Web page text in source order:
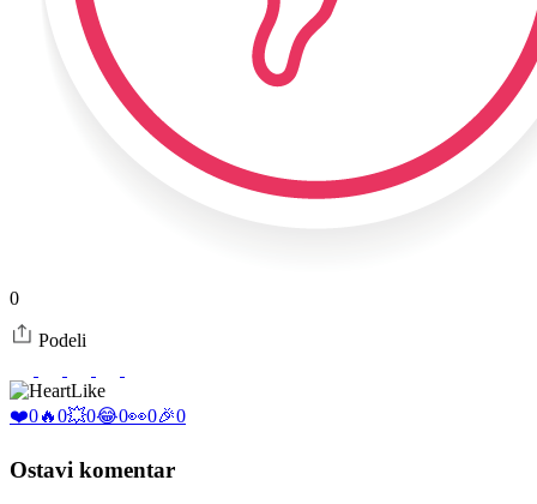
0
Podeli
Like
❤️0🔥0💥0😂0👀0🎉0
Ostavi komentar